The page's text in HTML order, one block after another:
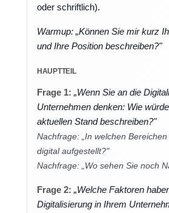
oder schriftlich).
Warmup: „Können Sie mir kurz
und Ihre Position beschreiben?"
HAUPTTEIL
Frage 1: „Wenn Sie an die
Unternehmen denken: Wie
aktuellen Stand beschreiben?"
Nachfrage: „In welchen
digital aufgestellt?"
Nachfrage: „Wo sehen Sie noch
Frage 2: „Welche Faktoren
Digitalisierung in Ihrem